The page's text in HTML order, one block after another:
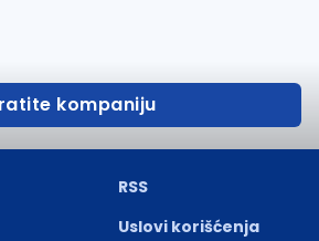
kompaniju
RSS
Uslovi korišćenja